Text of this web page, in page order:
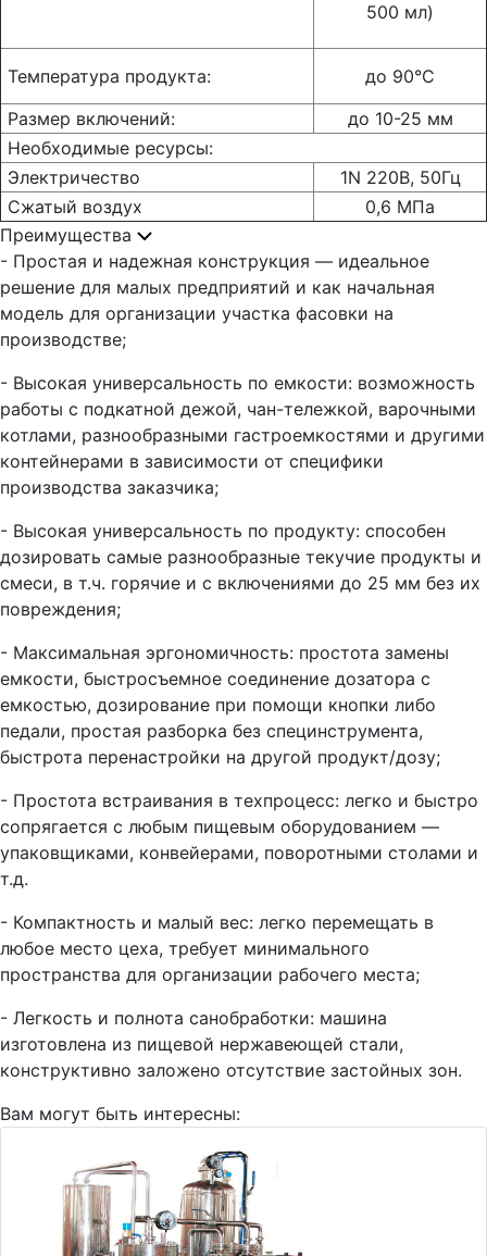
500 мл)
Температура продукта:
до 90°С
Размер включений:
до 10-25 мм
Необходимые ресурсы:
Электричество
1N 220В, 50Гц
Сжатый воздух
0,6 МПа
Преимущества
- Простая и надежная конструкция — идеальное
решение для малых предприятий и как начальная
модель для организации участка фасовки на
производстве;
- Высокая универсальность по емкости: возможность
работы с подкатной дежой, чан-тележкой, варочными
котлами, разнообразными гастроемкостями и другими
контейнерами в зависимости от специфики
производства заказчика;
- Высокая универсальность по продукту: способен
дозировать самые разнообразные текучие продукты и
смеси, в т.ч. горячие и с включениями до 25 мм без их
повреждения;
- Максимальная эргономичность: простота замены
емкости, быстросъемное соединение дозатора с
емкостью, дозирование при помощи кнопки либо
педали, простая разборка без специнструмента,
быстрота перенастройки на другой продукт/дозу;
- Простота встраивания в техпроцесс: легко и быстро
сопрягается с любым пищевым оборудованием —
упаковщиками, конвейерами, поворотными столами и
т.д.
- Компактность и малый вес: легко перемещать в
любое место цеха, требует минимального
пространства для организации рабочего места;
- Легкость и полнота санобработки: машина
изготовлена из пищевой нержавеющей стали,
конструктивно заложено отсутствие застойных зон.
Вам могут быть интересны: